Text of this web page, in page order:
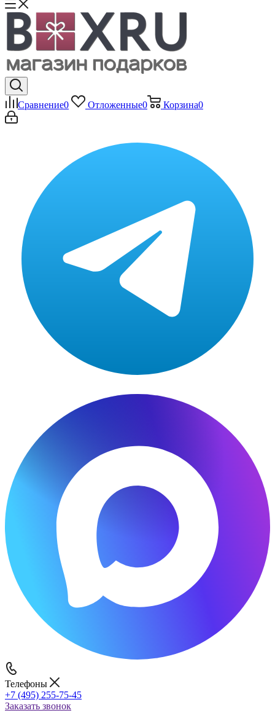
Сравнение0 Отложенные0 Корзина0
Телефоны
+7 (495) 255-75-45
Заказать звонок